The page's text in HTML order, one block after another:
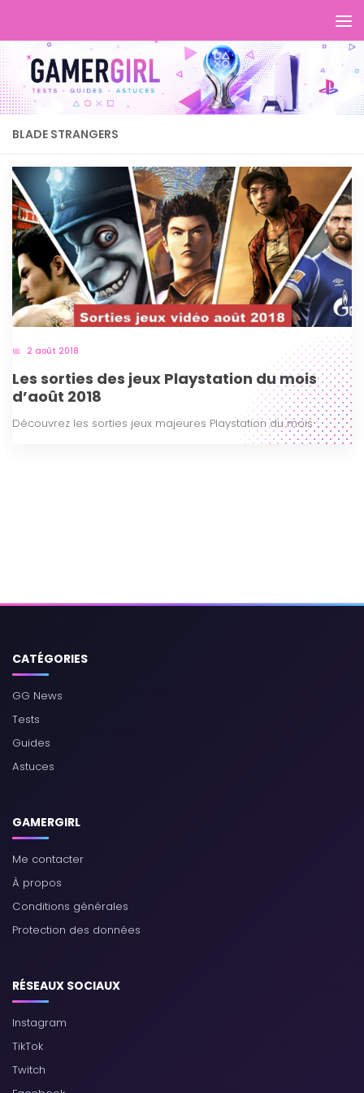
BLADE STRANGERS
2 août 2018
Les sorties des jeux Playstation du mois
d’août 2018
Découvrez les sorties jeux majeures Playstation du mois :
CATÉGORIES
GG News
Tests
Guides
Astuces
GAMERGIRL
Me contacter
À propos
Conditions générales
Protection des données
RÉSEAUX SOCIAUX
Instagram
TikTok
Twitch